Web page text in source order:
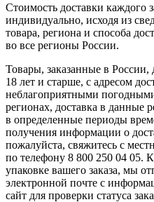
Стоимость доставки каждого
индивидуально, исходя из
товара, региона и способа
во все регионы России.
Товары, заказанные в России,
18 лет и старше, с адресом
неблагоприятными
регионах, доставка в данные
в определенные периоды
получения информации о
пожалуйста, свяжитесь с
по телефону 8 800 250 04 05.
упаковке вашего заказа, мы
электронной почте с
сайт для проверки статуса